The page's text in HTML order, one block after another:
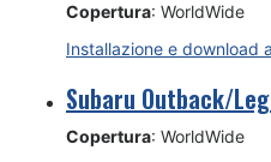
Copertura: WorldWide
Installazione e download
Subaru Outback/
Copertura: WorldWide